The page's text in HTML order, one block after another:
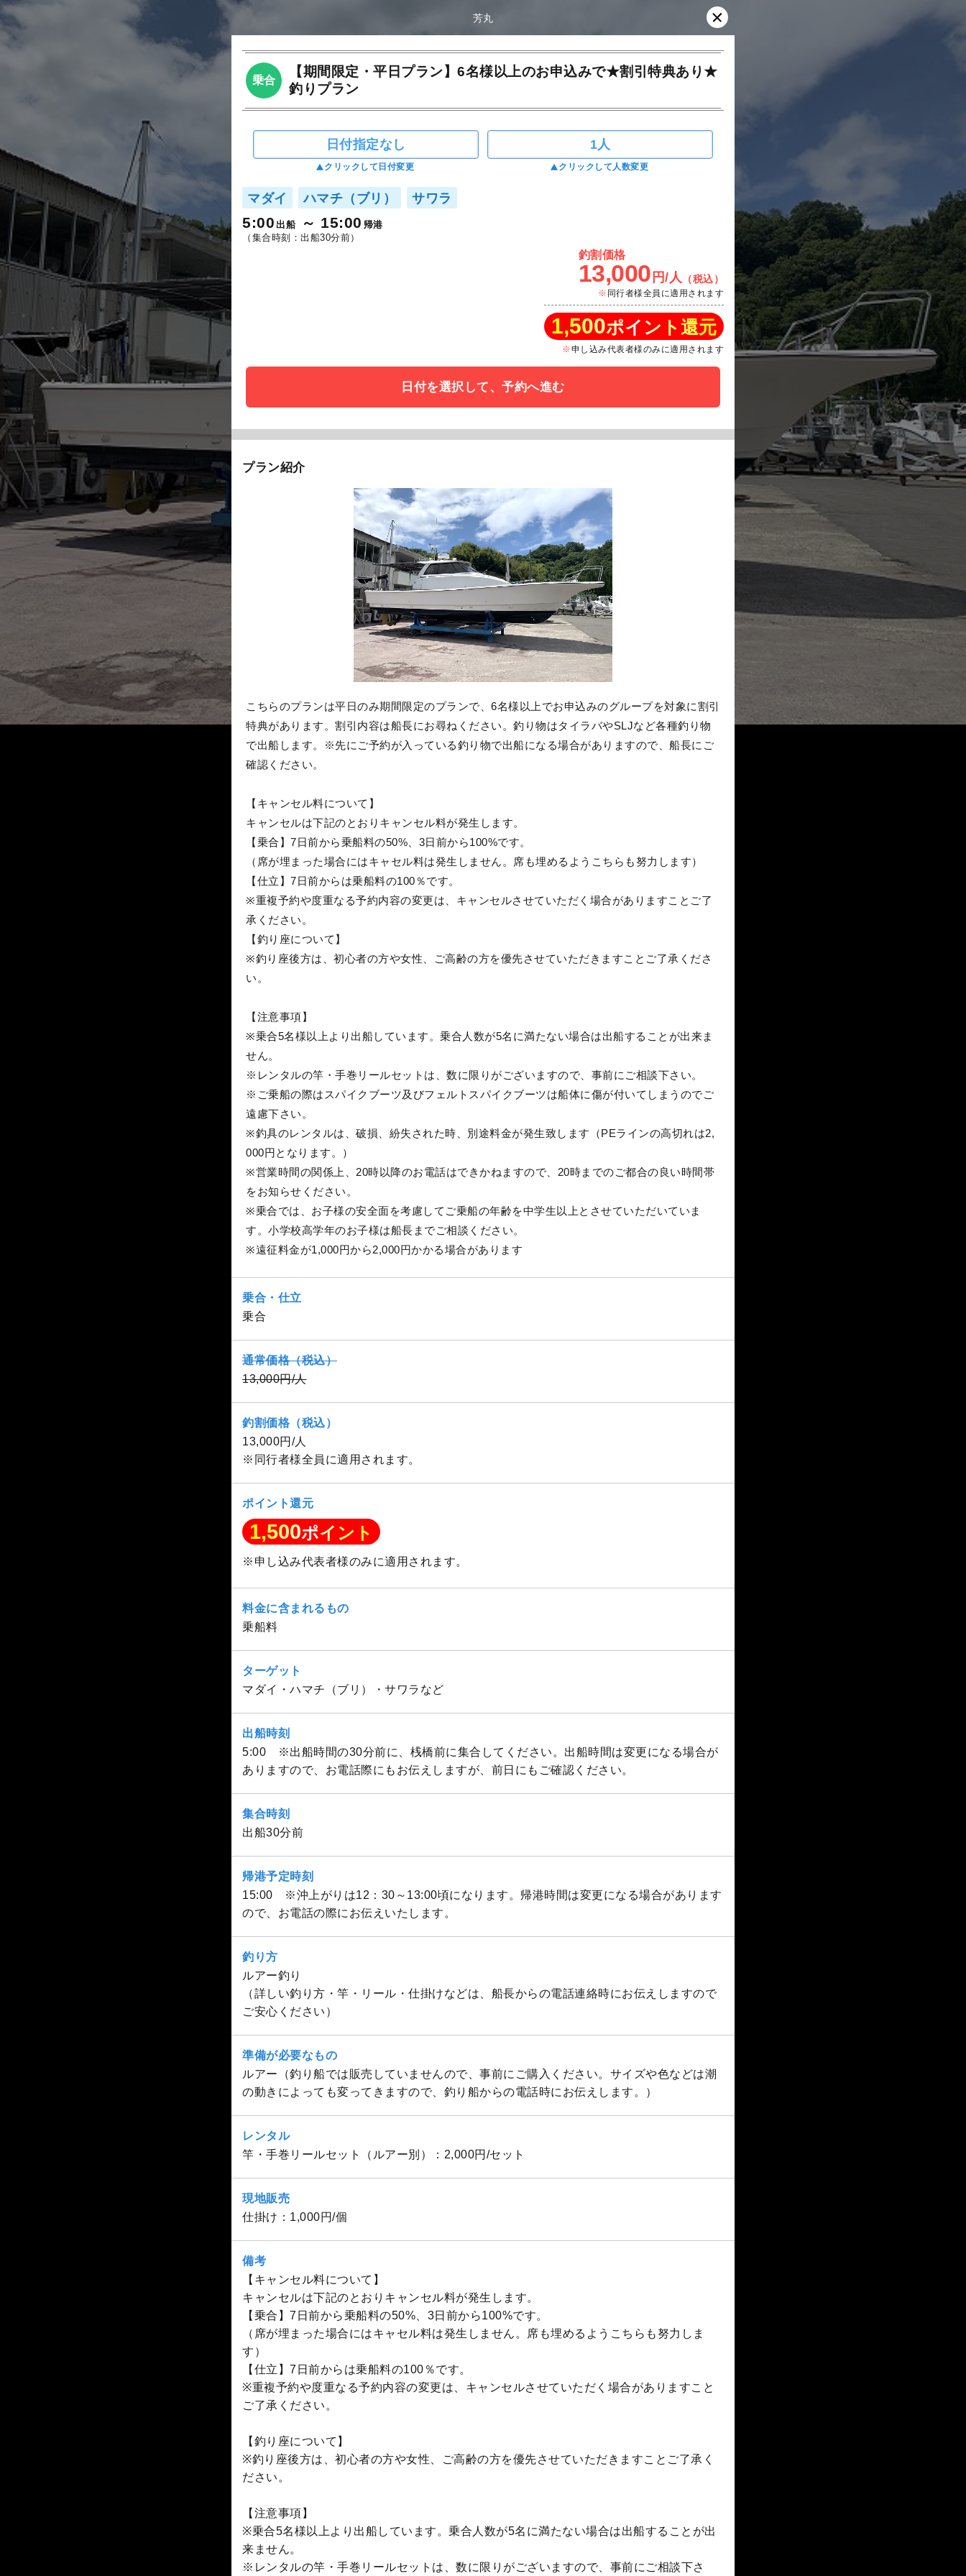
芳丸
乗合
【期間限定・平日プラン】6名様以上のお申込みで★割引特典あり★
釣りプラン
日付指定なし
クリックして日付変更
1人
クリックして人数変更
マダイ ハマチ（ブリ） サワラ
5:00 出船 15:00 帰港
（集合時刻：出船30分前）
釣割価格
13,000 円/人 （税込）
同行者様全員に適用されます
1,500ポイント還元
申し込み代表者様のみに適用されます
日付を選択して、予約へ進む
プラン紹介
こちらのプランは平日のみ期間限定のプランで、6名様以上でお申込みのグループを対象に割引
特典があります。割引内容は船長にお尋ねください。釣り物はタイラバやSLJなど各種釣り物
で出船します。※先にご予約が入っている釣り物で出船になる場合がありますので、船長にご
確認ください。
【キャンセル料について】
キャンセルは下記のとおりキャンセル料が発生します。
【乗合】7日前から乗船料の50%、3日前から100%です。
（席が埋まった場合にはキャセル料は発生しません。席も埋めるようこちらも努力します）
【仕立】7日前からは乗船料の100％です。
※重複予約や度重なる予約内容の変更は、キャンセルさせていただく場合がありますことご了
承ください。
【釣り座について】
※釣り座後方は、初心者の方や女性、ご高齢の方を優先させていただきますことご了承くださ
い。
【注意事項】
※乗合5名様以上より出船しています。乗合人数が5名に満たない場合は出船することが出来ま
せん。
※レンタルの竿・手巻リールセットは、数に限りがございますので、事前にご相談下さい。
※ご乗船の際はスパイクブーツ及びフェルトスパイクブーツは船体に傷が付いてしまうのでご
遠慮下さい。
※釣具のレンタルは、破損、紛失された時、別途料金が発生致します（PEラインの高切れは2,
000円となります。）
※営業時間の関係上、20時以降のお電話はできかねますので、20時までのご都合の良い時間帯
をお知らせください。
※乗合では、お子様の安全面を考慮してご乗船の年齢を中学生以上とさせていただいていま
す。小学校高学年のお子様は船長までご相談ください。
※遠征料金が1,000円から2,000円かかる場合があります
乗合・仕立
乗合
通常価格（税込）
13,000円/人
釣割価格（税込）
13,000円/人
※同行者様全員に適用されます。
ポイント還元
1,500ポイント
※申し込み代表者様のみに適用されます。
料金に含まれるもの
乗船料
ターゲット
マダイ・ハマチ（ブリ）・サワラなど
出船時刻
5:00 ※出船時間の30分前に、桟橋前に集合してください。出船時間は変更になる場合が
ありますので、お電話際にもお伝えしますが、前日にもご確認ください。
集合時刻
出船30分前
帰港予定時刻
15:00 ※沖上がりは12：30～13:00頃になります。帰港時間は変更になる場合があります
ので、お電話の際にお伝えいたします。
釣り方
ルアー釣り
（詳しい釣り方・竿・リール・仕掛けなどは、船長からの電話連絡時にお伝えしますので
ご安心ください）
準備が必要なもの
ルアー（釣り船では販売していませんので、事前にご購入ください。サイズや色などは潮
の動きによっても変ってきますので、釣り船からの電話時にお伝えします。）
レンタル
竿・手巻リールセット（ルアー別）：2,000円/セット
現地販売
仕掛け：1,000円/個
備考
【キャンセル料について】
キャンセルは下記のとおりキャンセル料が発生します。
【乗合】7日前から乗船料の50%、3日前から100%です。
（席が埋まった場合にはキャセル料は発生しません。席も埋めるようこちらも努力しま
す）
【仕立】7日前からは乗船料の100％です。
※重複予約や度重なる予約内容の変更は、キャンセルさせていただく場合がありますこと
ご了承ください。
【釣り座について】
※釣り座後方は、初心者の方や女性、ご高齢の方を優先させていただきますことご了承く
ださい。
【注意事項】
※乗合5名様以上より出船しています。乗合人数が5名に満たない場合は出船することが出
来ません。
※レンタルの竿・手巻リールセットは、数に限りがございますので、事前にご相談下さ